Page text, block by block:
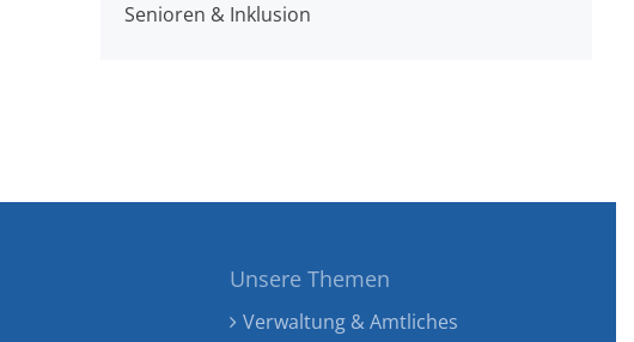
Senioren & Inklusion
Unsere Themen
Verwaltung & Amtliches